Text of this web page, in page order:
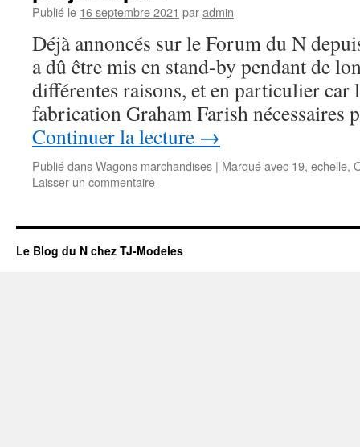
Publié le 16 septembre 2021 paradmin
Déjà annoncés sur le Forum du N
a dû être mis en stand-by pendant de
différentes raisons, et en particulier car
fabrication Graham Farish nécessaires
Continuer la lecture →
Publié dansWagons marchandises | Marqué avec 19, echelle,
Laisser un commentaire
Le Blog du N chez TJ-Modeles